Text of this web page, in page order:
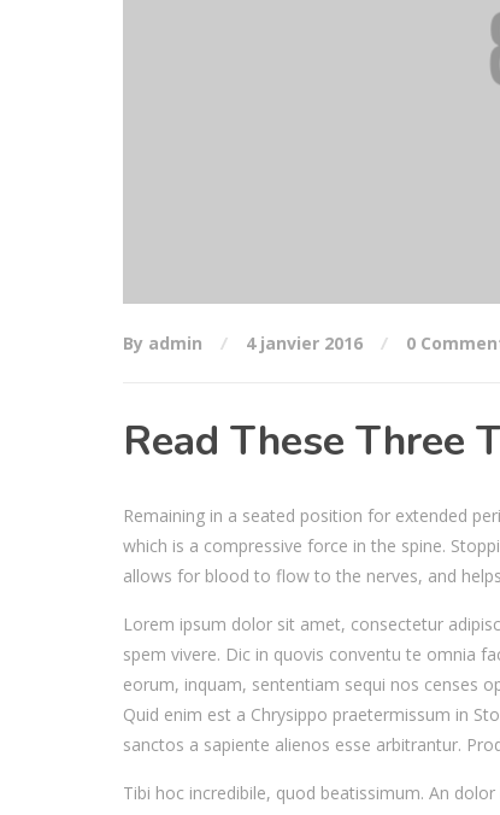
By admin 4 janvier 2016 0
Read These Three
Remaining in a seated position for extended
which is a compressive force in the spine.
allows for blood to flow to the nerves, and
Lorem ipsum dolor sit amet, consectetur
spem vivere. Dic in quovis conventu te omnia
eorum, inquam, sententiam sequi nos censes
Quid enim est a Chrysippo praetermissum in
sanctos a sapiente alienos esse arbitrantur.
Tibi hoc incredibile, quod beatissimum. An